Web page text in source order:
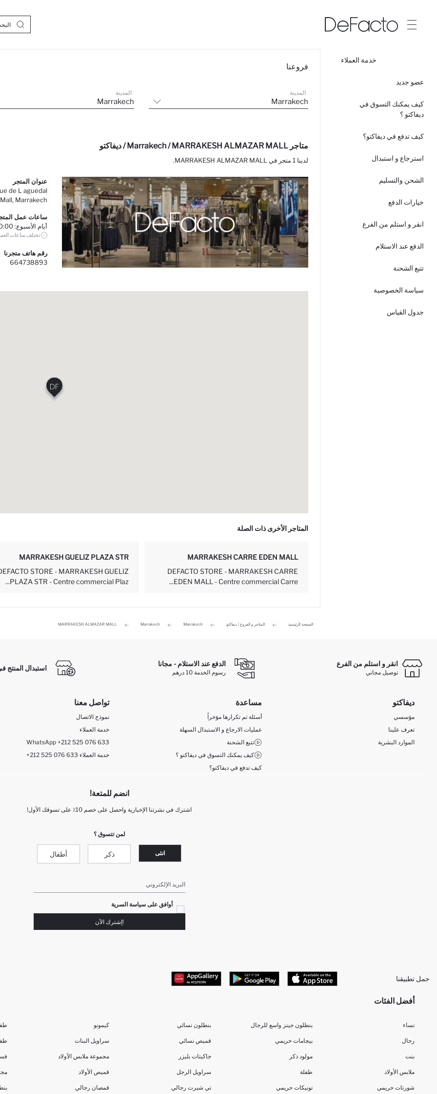
خدمة العملاء
عضو جديد
كيف يمكنك التسوق في
ديفاكتو ؟
كيف تدفع في ديفاكتو؟
استرجاع و استبدال
الشحن والتسليم
خيارات الدفع
انقر و استلم من الفرع
الدفع عند الاستلام
تتبع الشحنة
سياسة الخصوصية
جدول القياس
فروعنا
المدينة
Marrakech
المدينة
Marrakech
متاجر Marrakech / MARRAKESH ALMAZAR MALL / ديفاكتو
لدينا 1 متجر في MARRAKESH ALMAZAR MALL.
عنوان المتجر
de L aguedal
Marrakech
ساعات عمل
أيام الأسبوع: 10:00 - 22:00 نهاية الأسبوع: 10:00 - 22:00
تختلف ساعات
رقم هاتف متجرنا
664738893
المتاجر الأخرى ذات الصلة
MARRAKESH CARRE EDEN MALL
DEFACTO STORE - MARRAKESH CARRE
EDEN MALL - Centre commercial Carre...
MARRAKESH GUELIZ PLAZA STR
STORE - MARRAKESH GUELIZ
PLAZA STR - Centre commercial Plaz...
الصفحة الرئيسية المتاجر و الفروع | ديفاكتو Marrakech
Marrakech
MARRAKESH ALMAZAR MALL
انقر و استلم من الفرع
توصيل مجاني
الدفع عند الاستلام - مجانا
رسوم الخدمة 10 درهم
استبدال المنتج
ديفاكتو
مؤسسي
تعرف علينا
الموارد البشرية
مساعدة
أسئلة تم تكرارها مؤخراً
عمليات الارجاع و الاستبدال السهلة
تتبع الشحنة
كيف يمكنك التسوق في ديفاكتو ؟
كيف تدفع في ديفاكتو؟
تواصل معنا
نموذج الاتصال
خدمة العملاء
WhatsApp +212 525 076 633
+212 525 076 633 خدمة العملاء
انضم للمتعة!
اشترك في نشرتنا الإخبارية واحصل على خصم 10٪ على تسوقك الأول!
لمن تتسوق ؟
انثى ذكر أطفال
البريد الإلكتروني
أوافق على سياسة السرية
!إشترك الآن
حمل تطبيقنا
أفضل الفئات
نساء
رجال
بنت
ملابس الأولاد
شورتات حريمي
بنطلون جينز واسع للرجال
بيجامات حريمي
مولود ذكر
طفلة
تونيكات حريمي
بنطلون نسائي
قميص نسائي
جاكيتات بليزر
سراويل الرجل
تي شيرت رجالي
كيمونو
سراويل البنات
مجموعة ملابس الأولاد
قميص الأولاد
قمصان رجالي